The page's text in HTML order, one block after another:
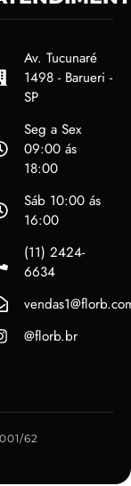
Av. Tucunaré
1498 - Barueri -
SP
Seg a Sex
09:00 ás
18:00
Sáb 10:00 ás
16:00
(11) 2424-
6634
@florb.br
62